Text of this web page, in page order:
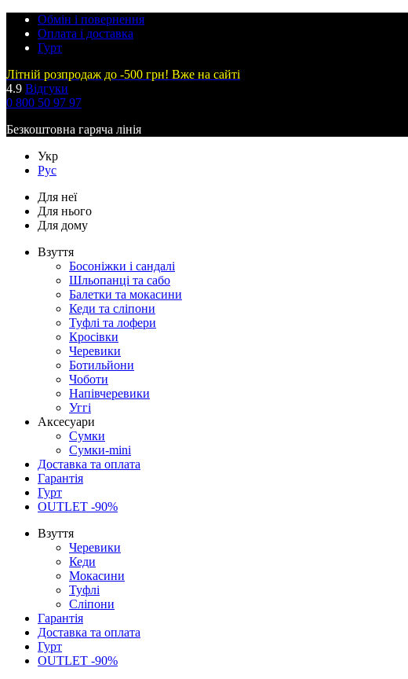
Обмін і повернення
Оплата і доставка
Гурт
Літній розпродаж до -500 грн! Вже на сайті
4.9 Відгуки
0 800 50 97 97
Безкоштовна гаряча лінія
Укр
Рус
Для неї
Для нього
Для дому
Взуття
Босоніжки і сандалі
Шльопанці та сабо
Балетки та мокасини
Кеди та сліпони
Туфлі та лофери
Кросівки
Черевики
Ботильйони
Чоботи
Напівчеревики
Уггі
Аксесуари
Сумки
Сумки-mini
Доставка та оплата
Гарантія
Гурт
OUTLET -90%
Взуття
Черевики
Кеди
Мокасини
Туфлі
Сліпони
Гарантія
Доставка та оплата
Гурт
OUTLET -90%